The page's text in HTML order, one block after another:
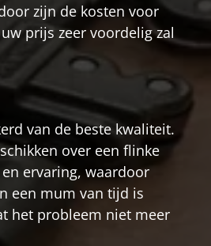
zijn de kosten voor
prijs zeer voordelig zal
van de beste kwaliteit.
over een flinke
ervaring, waardoor
een mum van tijd is
het probleem niet meer